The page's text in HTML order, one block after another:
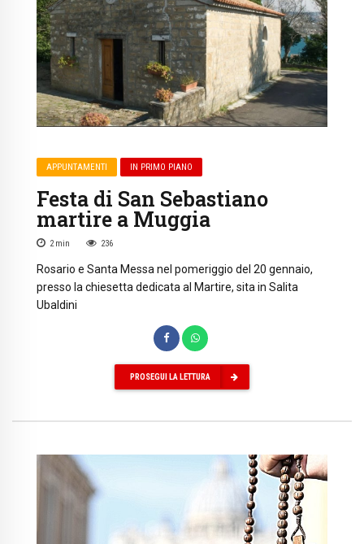
APPUNTAMENTI IN PRIMO PIANO
Festa di San Sebastiano
martire a Muggia
2 min 236
Rosario e Santa Messa nel pomeriggio del 20 gennaio,
presso la chiesetta dedicata al Martire, sita in Salita
Ubaldini
PROSEGUI LA LETTURA